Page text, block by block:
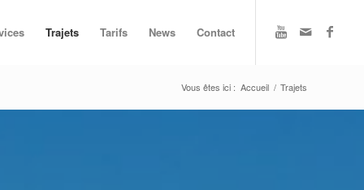
Trajets Tarifs News Contact
Vous êtes ici : Accueil / Trajets